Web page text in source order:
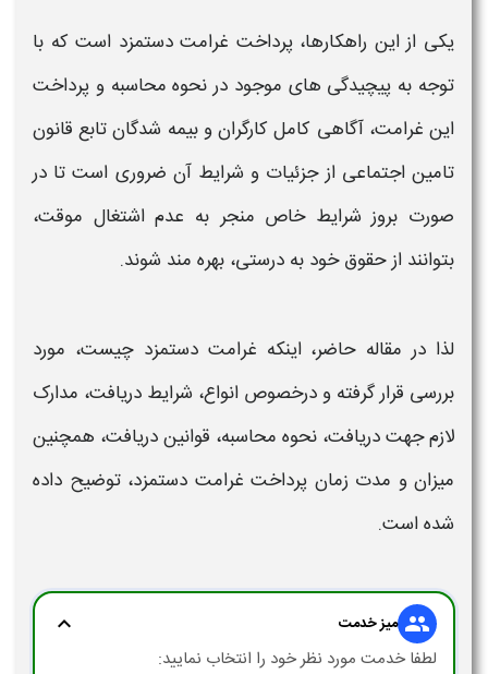
یکی از این راهکارها،پرداخت غرامت دستمزد است که با
توجه به پیچیدگی‌ های موجود درنحوه محاسبه و پرداخت
این غرامت، آگاهی کامل کارگران و بیمه‌ شدگان تابع قانون
تامین اجتماعی از جزئیات وشرایط آن ضروری است تا در
صورت بروز شرایطخاص منجر به عدم اشتغال موقت،
بتوانند از حقوق خود به‌ درستی، بهره‌ مند شوند.
لذا در مقاله حاضر، اینکه غرامت دستمزد چیست، مورد
بررسی قرار گرفته و درخصوص انواع، شرایط دریافت، مدارک
لازم جهت دریافت، نحوه محاسبه، قوانین دریافت، همچنین
میزان و مدت زمان پرداخت غرامت دستمزد،توضیح داده
شده است.
group میز خدمت expand_more
لطفا خدمت مورد نظر خود را انتخاب نمایید: